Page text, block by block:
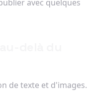
avec quelques
de texte et d'images.